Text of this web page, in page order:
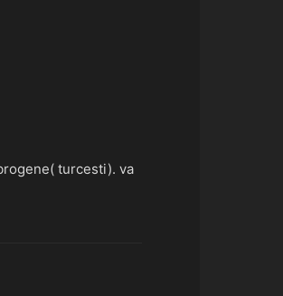
turcesti). va